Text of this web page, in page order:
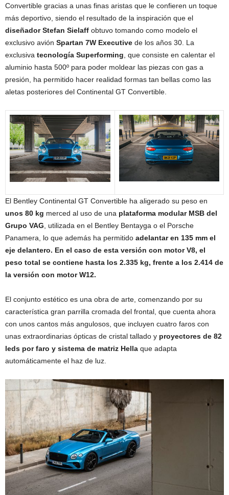
Convertible gracias a unas finas aristas que le confieren un toque
más deportivo, siendo el resultado de la inspiración que el
diseñador Stefan Sielaff obtuvo tomando como modelo el
exclusivo avión Spartan 7W Executive de los años 30. La
exclusiva tecnología Superforming , que consiste en calentar el
aluminio hasta 500º para poder moldear las piezas con gas a
presión, ha permitido hacer realidad formas tan bellas como las
aletas posteriores del Continental GT Convertible.
El Bentley Continental GT Convertible ha aligerado su peso en
unos 80 kg merced al uso de una plataforma modular MSB del
Grupo VAG , utilizada en el Bentley Bentayga o el Porsche
Panamera, lo que además ha permitido adelantar en 135 mm el
eje delantero. En el caso de esta versión con motor V8, el
peso total se contiene hasta los 2.335 kg, frente a los 2.414 de
la versión con motor W12.
El conjunto estético es una obra de arte, comenzando por su
característica gran parrilla cromada del frontal, que cuenta ahora
con unos cantos más angulosos, que incluyen cuatro faros con
unas extraordinarias ópticas de cristal tallado y proyectores de 82
leds por faro y sistema de matriz Hella que adapta
automáticamente el haz de luz.